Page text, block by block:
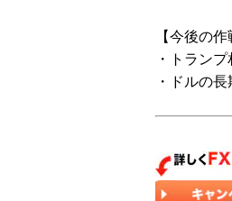
【今後の作
・トラン
・ドルの